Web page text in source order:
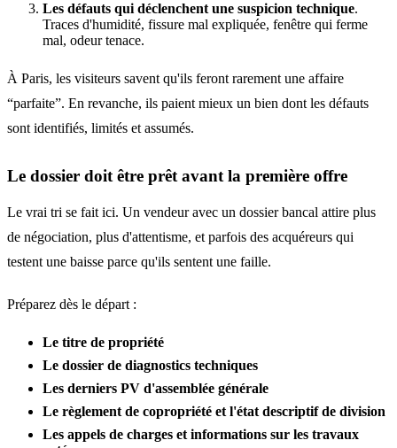
Les défauts qui déclenchent une suspicion technique.
Traces d'humidité, fissure mal expliquée, fenêtre qui ferme
mal, odeur tenace.
À Paris, les visiteurs savent qu'ils feront rarement une affaire
“parfaite”. En revanche, ils paient mieux un bien dont les défauts
sont identifiés, limités et assumés.
Le dossier doit être prêt avant la première offre
Le vrai tri se fait ici. Un vendeur avec un dossier bancal attire plus
de négociation, plus d'attentisme, et parfois des acquéreurs qui
testent une baisse parce qu'ils sentent une faille.
Préparez dès le départ :
Le titre de propriété
Le dossier de diagnostics techniques
Les derniers PV d'assemblée générale
Le règlement de copropriété et l'état descriptif de division
Les appels de charges et informations sur les travaux